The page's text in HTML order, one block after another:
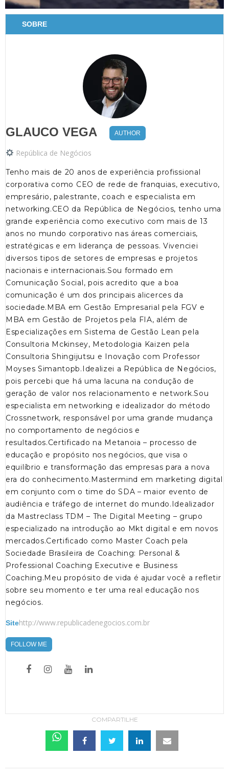
SOBRE
GLAUCO VEGA AUTHOR
República de Negócios
Tenho mais de 20 anos de experiência profissional
corporativa como CEO de rede de franquias, executivo,
empresário, palestrante, coach e especialista em
networking.CEO da República de Negócios, tenho uma
grande experiência como executivo com mais de 13
anos no mundo corporativo nas áreas comerciais,
estratégicas e em liderança de pessoas. Vivenciei
diversos tipos de setores de empresas e projetos
nacionais e internacionais.Sou formado em
Comunicação Social, pois acredito que a boa
comunicação é um dos principais alicerces da
sociedade.MBA em Gestão Empresarial pela FGV e
MBA em Gestão de Projetos pela FIA, além de
Especializações em Sistema de Gestão Lean pela
Consultoria Mckinsey, Metodologia Kaizen pela
Consultoria Shingijutsu e Inovação com Professor
Moyses Simantopb.Idealizei a República de Negócios,
pois percebi que há uma lacuna na condução de
geração de valor nos relacionamento e network.Sou
especialista em networking e idealizador do método
Crossnetwork, responsável por uma grande mudança
no comportamento de negócios e
resultados.Certificado na Metanoia – processo de
educação e propósito nos negócios, que visa o
equilíbrio e transformação das empresas para a nova
era do conhecimento.Mastermind em marketing digital
em conjunto com o time do SDA – maior evento de
audiência e tráfego de internet do mundo.Idealizador
da Mastreclass TDM – The Digital Meeting – grupo
especializado na introdução ao Mkt digital e em novos
mercados.Certificado como Master Coach pela
Sociedade Brasileira de Coaching: Personal &
Professional Coaching Executive e Business
Coaching.Meu propósito de vida é ajudar você a refletir
sobre seu momento e ter uma real educação nos
negócios.
Sitehttp://www.republicadenegocios.com.br
FOLLOW ME
COMPARTILHE